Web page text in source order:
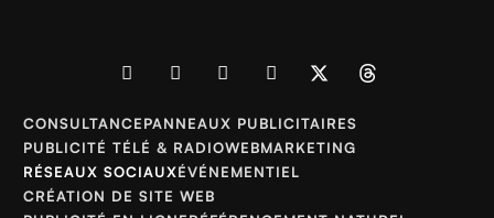
CONSULTANCEPANNEAUX PUBLICITAIRES
PUBLICITÉ TÉLÉ & RADIOWEBMARKETING
RÉSEAUX SOCIAUXÉVÉNEMENTIEL
CRÉATION DE SITE WEB